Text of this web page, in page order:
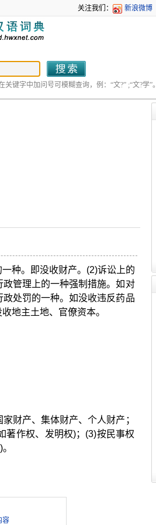
关注我们： 新浪微博
关键字中加问号可模糊查询，例：“文?” ;“文?学”。
种。即没收财产。(2)诉讼上的
管理上的一种强制措施。如对
处罚的一种。如没收违反药品
地主土地、官僚资本。
财产、集体财产、个人财产；
著作权、发明权)；(3)按民事权
容